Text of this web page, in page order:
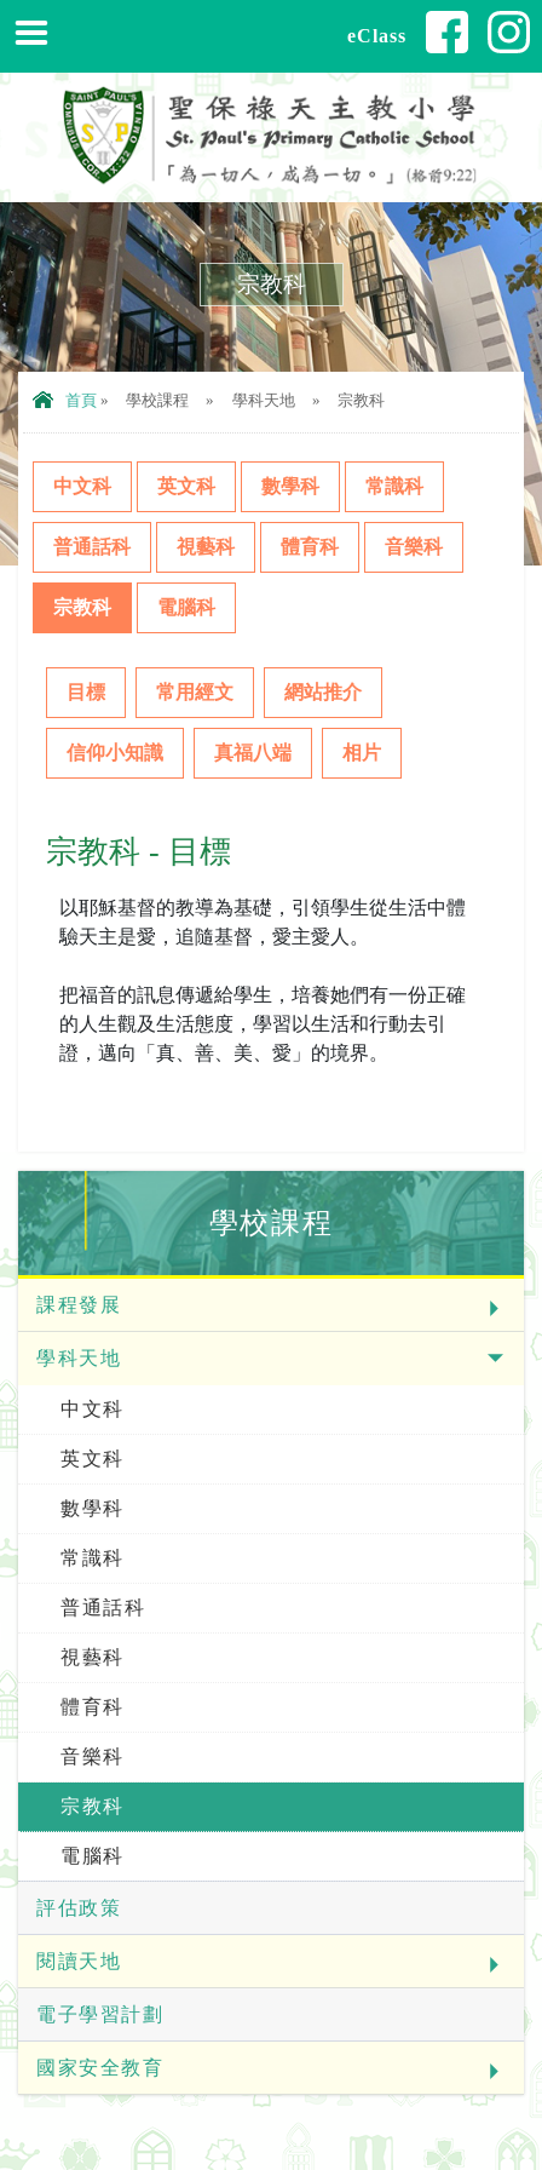
eClass
宗教科
學校課程
課程發展
學科天地
中文科
英文科
數學科
常識科
普通話科
視藝科
體育科
音樂科
宗教科
電腦科
評估政策
閱讀天地
電子學習計劃
國家安全教育
首頁 » 學校課程 » 學科天地 » 宗教科
中文科 英文科 數學科 常識科
普通話科 視藝科 體育科 音樂科
宗教科 電腦科
目標 常用經文 網站推介
信仰小知識 真福八端 相片
宗教科 - 目標
以耶穌基督的教導為基礎，引領學生從生活中體
驗天主是愛，追隨基督，愛主愛人。
把福音的訊息傳遞給學生，培養她們有一份正確
的人生觀及生活態度，學習以生活和行動去引
證，邁向「真、善、美、愛」的境界。